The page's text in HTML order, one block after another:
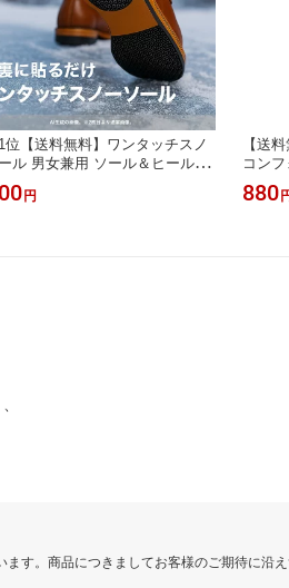
位【送料無料】ワンタッチスノ
ル 男女兼用 ソール＆ヒールセ
リーサイズ 1足(左右)分 ソール
クター 簡単装着 雪 靴底 滑り
円
【送
コン
アー
パンプ
880
す。商品につきましてお客様のご期待に沿え